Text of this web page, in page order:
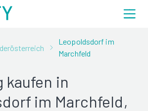
Leopoldsdorf im
Marchfeld
kaufen in
im Marchfeld,